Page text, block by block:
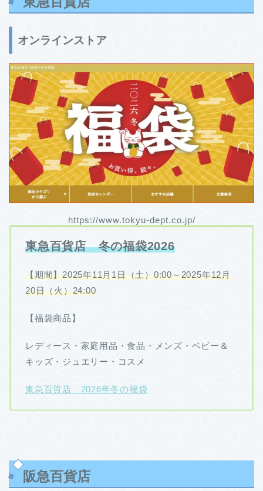
オンラインストア
https://www.tokyu-dept.co.jp/
東急百貨店 冬の福袋2026
【期間】2025年11月1日（土）0:00～2025年12月
20日（火）24:00
【福袋商品】
レディース・家庭用品・食品・メンズ・ベビー＆
キッズ・ジュエリー・コスメ
東急百貨店 2026年冬の福袋
阪急百貨店